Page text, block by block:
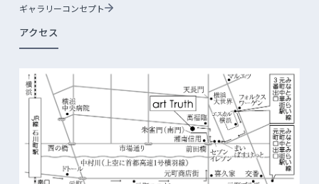
ギャラリーコンセプト
アクセス